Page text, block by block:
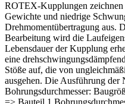
ROTEX-Kupplungen zeichnen
Gewichte und niedrige
Drehmomentübertragung aus.
Bearbeitung wird die
Lebensdauer der Kupplung
eine
Stöße auf, die von
ausgehen. Die Ausführung der
Bohrungsdurchmesser: